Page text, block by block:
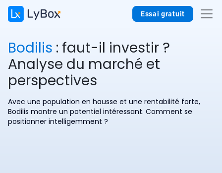
Essai gratuit
Bodilis : faut-il investir ?
Analyse du marché et
perspectives
Avec une population en hausse et une rentabilité forte,
Bodilis montre un potentiel intéressant. Comment se
positionner intelligemment ?